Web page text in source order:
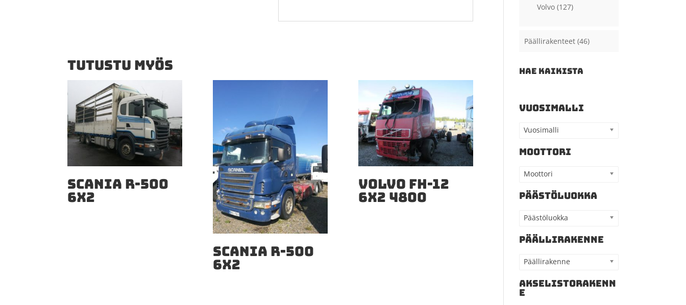
TUTUSTU MYÖS
SCANIA R-500
6X2
SCANIA R-500
6X2
VOLVO FH-12
6X2 4800
Volvo (127)
Päällirakenteet (46)
HAE KAIKISTA
VUOSIMALLI
Vuosimalli
MOOTTORI
Moottori
PÄÄSTÖLUOKKA
Päästöluokka
PÄÄLLIRAKENNE
Päällirakenne
AKSELISTORAKENN
E